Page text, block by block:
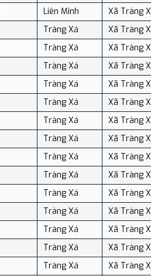
Liên Minh
Xã Tràng
Tràng Xá
Xã Tràng
Tràng Xá
Xã Tràng
Tràng Xá
Xã Tràng
Tràng Xá
Xã Tràng
Tràng Xá
Xã Tràng
Tràng Xá
Xã Tràng
Tràng Xá
Xã Tràng
Tràng Xá
Xã Tràng
Tràng Xá
Xã Tràng
Tràng Xá
Xã Tràng
Tràng Xá
Xã Tràng
Tràng Xá
Xã Tràng
Tràng Xá
Xã Tràng
Tràng Xá
Xã Tràng